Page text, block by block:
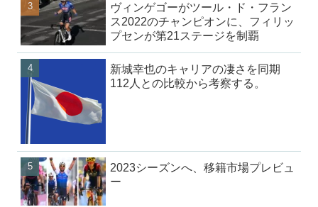
ヴィンゲゴーがツール・ド・フラン
ス2022のチャンピオンに、フィリッ
プセンが第21ステージを制覇
新城幸也のキャリアの凄さを同期
112人との比較から考察する。
2023シーズンへ、移籍市場プレビュ
ー